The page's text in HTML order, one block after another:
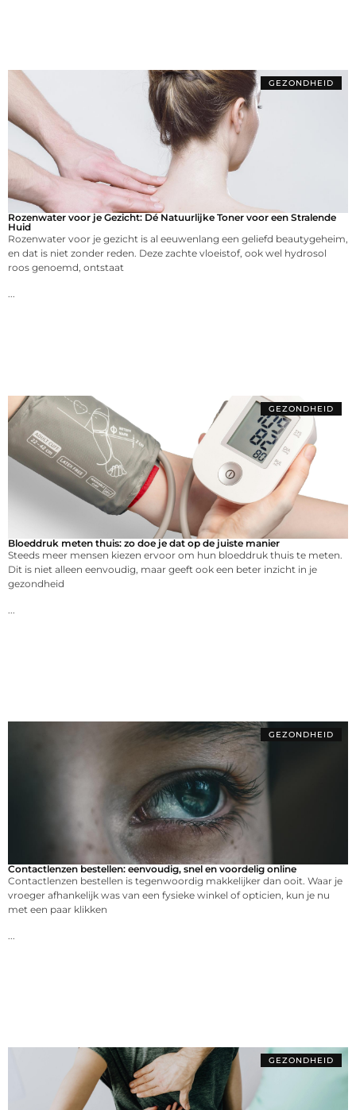
GEZONDHEID
Rozenwater voor je Gezicht: Dé Natuurlijke Toner voor een Stralende
Huid
Rozenwater voor je gezicht is al eeuwenlang een geliefd beautygeheim,
en dat is niet zonder reden. Deze zachte vloeistof, ook wel hydrosol
roos genoemd, ontstaat
GEZONDHEID
Bloeddruk meten thuis: zo doe je dat op de juiste manier
Steeds meer mensen kiezen ervoor om hun bloeddruk thuis te meten.
Dit is niet alleen eenvoudig, maar geeft ook een beter inzicht in je
gezondheid
GEZONDHEID
Contactlenzen bestellen: eenvoudig, snel en voordelig online
Contactlenzen bestellen is tegenwoordig makkelijker dan ooit. Waar je
vroeger afhankelijk was van een fysieke winkel of opticien, kun je nu
met een paar klikken
GEZONDHEID